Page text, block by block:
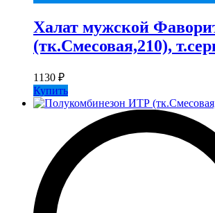
Халат мужской
(тк.Смесовая,210),
1130 ₽
Купить